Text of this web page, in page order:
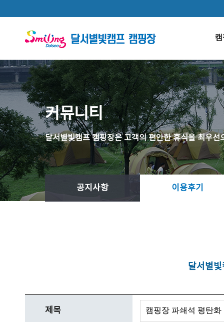
캠
커뮤니티
달서별빛캠프 캠핑장은 고객의 편안한 휴식을 최우
공지사항 이용후기
달서별
제목